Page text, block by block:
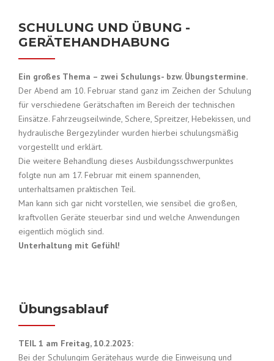
SCHULUNG UND ÜBUNG -
GERÄTEHANDHABUNG
Ein großes Thema – zwei Schulungs- bzw. Übungstermine.
Der Abend am 10. Februar stand ganz im Zeichen der Schulung
für verschiedene Gerätschaften im Bereich der technischen
Einsätze. Fahrzeugseilwinde, Schere, Spreitzer, Hebekissen, und
hydraulische Bergezylinder wurden hierbei schulungsmäßig
vorgestellt und erklärt.
Die weitere Behandlung dieses Ausbildungsschwerpunktes
folgte nun am 17. Februar mit einem spannenden,
unterhaltsamen praktischen Teil.
Man kann sich gar nicht vorstellen, wie sensibel die großen,
kraftvollen Geräte steuerbar sind und welche Anwendungen
eigentlich möglich sind.
Unterhaltung mit Gefühl!
Übungsablauf
TEIL 1 am Freitag, 10.2.2023:
Bei der Schulungim Gerätehaus wurde die Einweisung und